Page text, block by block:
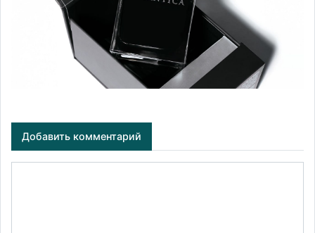
Добавить комментарий